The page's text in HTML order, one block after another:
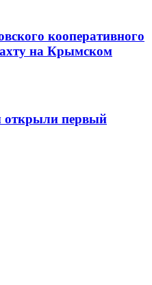
кооперативного
на Крымском
открыли первый